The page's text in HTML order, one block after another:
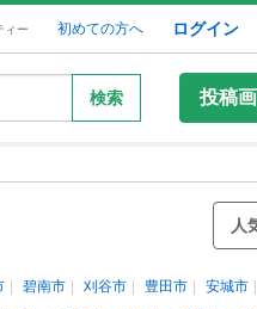
ィー 初めての方へ ログイン
検索 投稿
人
碧南市 刈谷市 豊田市 安城市